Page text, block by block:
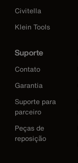
Civitella
Klein Tools
Suporte
Contato
Garantia
Suporte para
parceiro
Peças de
reposição